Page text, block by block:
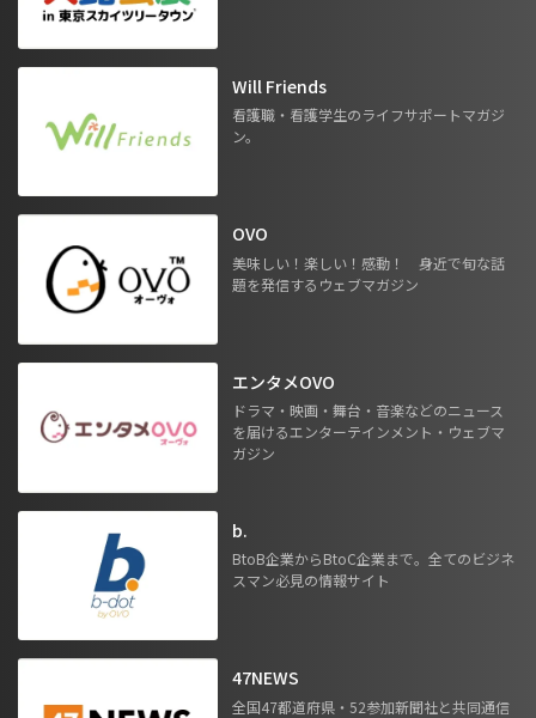
Will Friends
看護職・看護学生のライフサポートマガジ
ン。
OVO
美味しい！楽しい！感動！ 身近で旬な話
題を発信するウェブマガジン
エンタメOVO
ドラマ・映画・舞台・音楽などのニュース
を届けるエンターテインメント・ウェブマ
ガジン
b.
BtoB企業からBtoC企業まで。全てのビジネ
スマン必見の情報サイト
47NEWS
全国47都道府県・52参加新聞社と共同通信